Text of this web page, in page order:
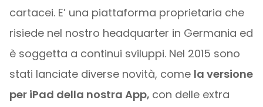
cartacei. E’ una piattaforma proprietaria che
risiede nel nostro headquarter in Germania ed
è soggetta a continui sviluppi. Nel 2015 sono
stati lanciate diverse novità, come la versione
per iPad della nostra App, con delle extra